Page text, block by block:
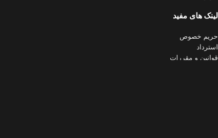
لینک های مفید
حریم خصوص
استرداد
قوانین و مقررات